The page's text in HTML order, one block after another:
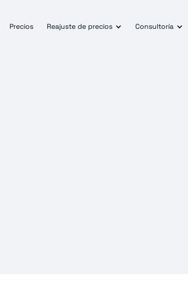
Precios Reajuste de precios Consultoría